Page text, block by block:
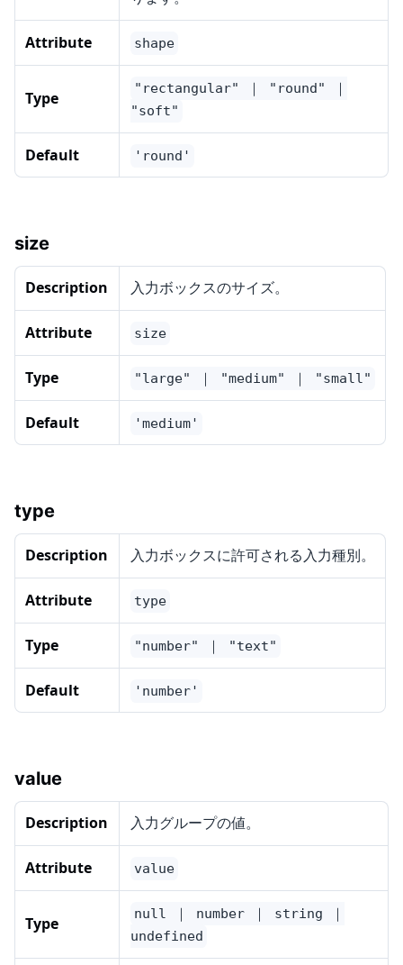
Attribute shape
Type
"rectangular" ｜ "round" ｜
"soft"
Default 'round'
size
Description 入力ボックスのサイズ。
Attribute size
Type "large" ｜ "medium" ｜ "small"
Default 'medium'
type
Description 入力ボックスに許可される入力種別。
Attribute type
Type "number" ｜ "text"
Default 'number'
value
Description 入力グループの値。
Attribute value
Type
null ｜ number ｜ string ｜
undefined